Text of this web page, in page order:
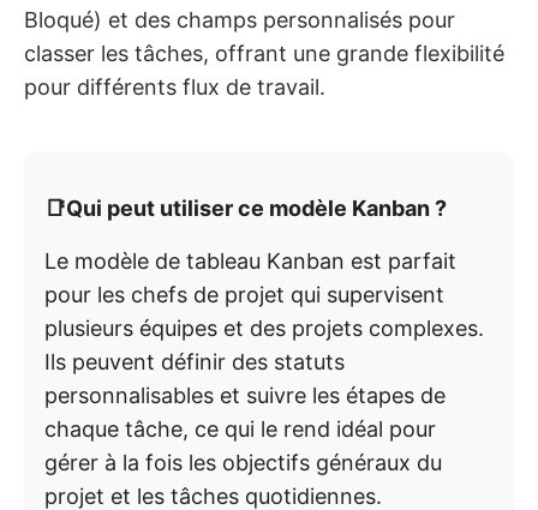
Bloqué) et des champs personnalisés pour
classer les tâches, offrant une grande flexibilité
pour différents flux de travail. ​
📑Qui peut utiliser ce modèle Kanban ?
Le modèle de tableau Kanban est parfait
pour les chefs de projet qui supervisent
plusieurs équipes et des projets complexes.
Ils peuvent définir des statuts
personnalisables et suivre les étapes de
chaque tâche, ce qui le rend idéal pour
gérer à la fois les objectifs généraux du
projet et les tâches quotidiennes.